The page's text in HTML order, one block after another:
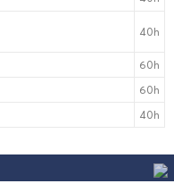
40h
60h
60h
40h